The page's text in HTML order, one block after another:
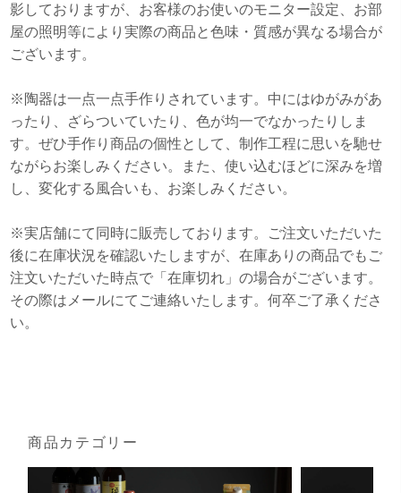
影しておりますが、お客様のお使いのモニター設定、お部
屋の照明等により実際の商品と色味・質感が異なる場合が
ございます。
※陶器は一点一点手作りされています。中にはゆがみがあ
ったり、ざらついていたり、色が均一でなかったりしま
す。ぜひ手作り商品の個性として、制作工程に思いを馳せ
ながらお楽しみください。また、使い込むほどに深みを増
し、変化する風合いも、お楽しみください。
※実店舗にて同時に販売しております。ご注文いただいた
後に在庫状況を確認いたしますが、在庫ありの商品でもご
注文いただいた時点で「在庫切れ」の場合がございます。
その際はメールにてご連絡いたします。何卒ご了承くださ
い。
商品カテゴリー